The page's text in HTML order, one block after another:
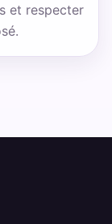
et respecter